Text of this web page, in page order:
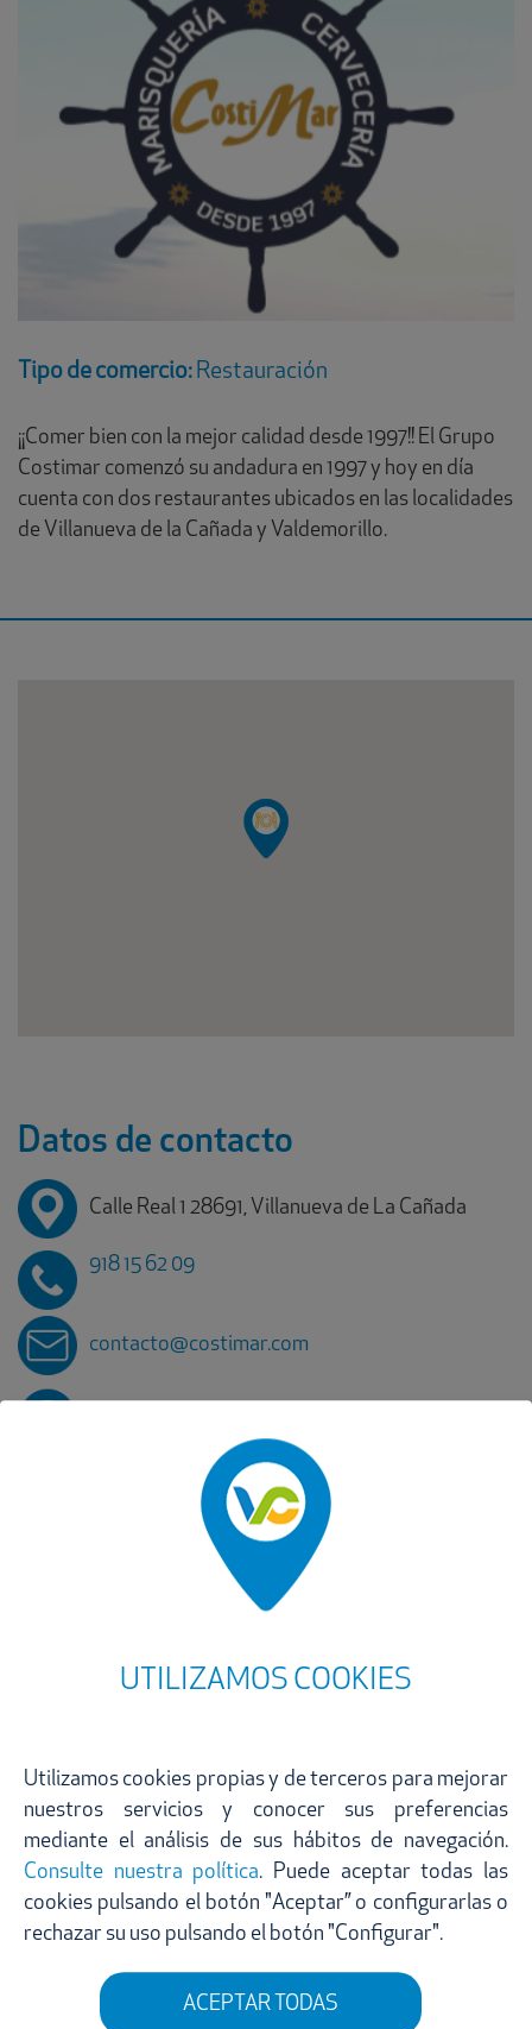
Tipo de comercio: Restauración
¡¡Comer bien con la mejor calidad desde 1997!! El Grupo
Costimar comenzó su andadura en 1997 y hoy en día
cuenta con dos restaurantes ubicados en las localidades
de Villanueva de la Cañada y Valdemorillo.
Datos de contacto
Calle Real 1 28691, Villanueva de La Cañada
918 15 62 09
contacto@costimar.com
Suscríbete a nuestra newsletter
¿Quieres ser el primero en informarte sobre las
promociones de tus negocios favoritos de Villanueva de
la Cañada?
Es muy fácil. Solo tienes que seleccionar las categorías
de negocios de las que te quieras informar y suscribirte
UTILIZAMOS COOKIES
Utilizamos cookies propias y de terceros para mejorar
nuestros servicios y conocer sus preferencias
mediante el análisis de sus hábitos de navegación.
Consulte nuestra política. Puede aceptar todas las
cookies pulsando el botón "Aceptar” o configurarlas o
rechazar su uso pulsando el botón "Configurar".
ACEPTAR TODAS